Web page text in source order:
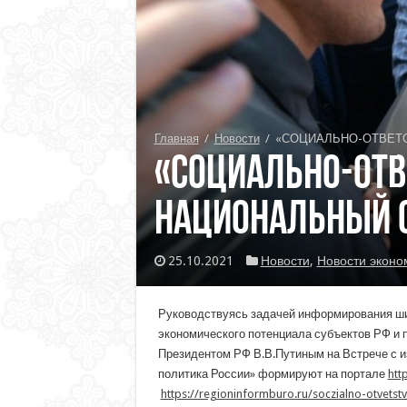
Главная / Новости / «СОЦИАЛЬНО-
«СОЦИАЛЬНО-
НАЦИОНАЛЬНЫЙ
25.10.2021 Новости, Новости
Руководствуясь задачей информирования
экономического потенциала субъектов РФ
Президентом РФ В.В.Путиным на Встрече с
политика России» формируют на портале
https://regioninformburo.ru/soczialno-